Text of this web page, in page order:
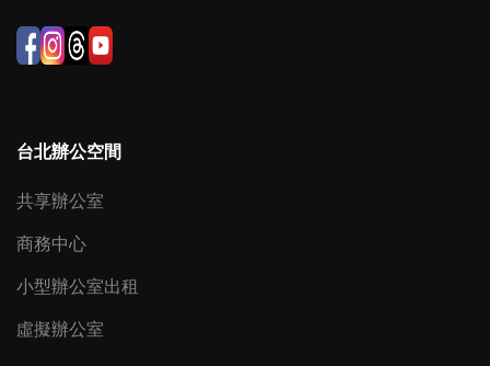
台北辦公空間
共享辦公室
商務中心
小型辦公室出租
虛擬辦公室